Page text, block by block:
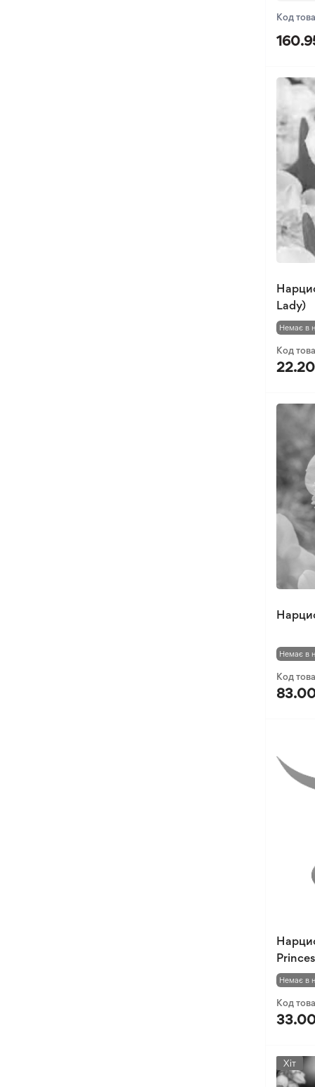
Код
Lady)
Немає в
Код
Немає в
Код
Немає в
Код
Хіт